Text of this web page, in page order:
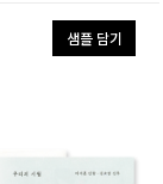
샘플 담기